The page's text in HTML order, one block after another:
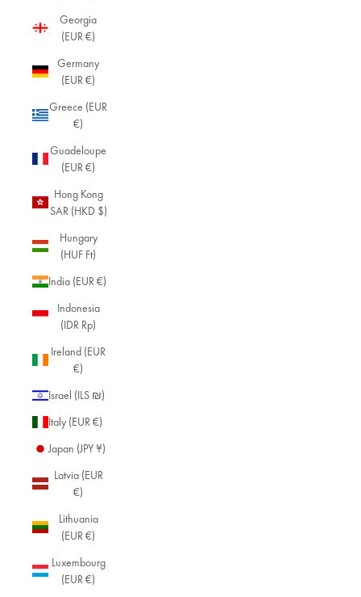
Georgia
(EUR €)
Germany
(EUR €)
Greece (EUR
€)
Guadeloupe
(EUR €)
Hong Kong
SAR (HKD $)
Hungary
(HUF Ft)
India (EUR €)
Indonesia
(IDR Rp)
Ireland (EUR
€)
Israel (ILS ₪)
Italy (EUR €)
Japan (JPY ¥)
Latvia (EUR
€)
Lithuania
(EUR €)
Luxembourg
(EUR €)